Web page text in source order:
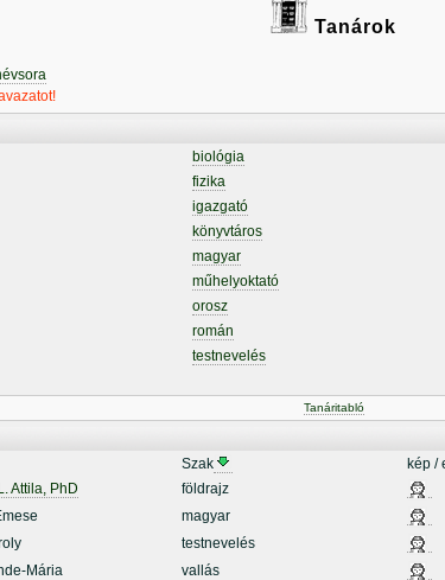
Tanárok
biológia
fizika
igazgató
könyvtáros
magyar
műhelyoktató
orosz
román
testnevelés
Tanáritabló
Szak kép /
Attila, PhD földrajz
magyar
testnevelés
Mária vallás